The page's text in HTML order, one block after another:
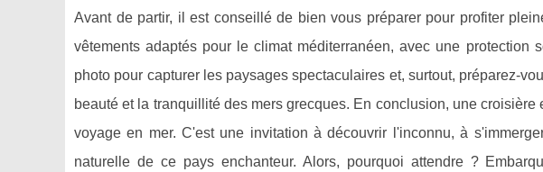
Avant de partir, il est conseillé de bien vous préparer pour profiter
vêtements adaptés pour le climat méditerranéen, avec une protection
photo pour capturer les paysages spectaculaires et, surtout, préparez-
beauté et la tranquillité des mers grecques. En conclusion, une
voyage en mer. C'est une invitation à découvrir l'inconnu, à
naturelle de ce pays enchanteur. Alors, pourquoi attendre ?